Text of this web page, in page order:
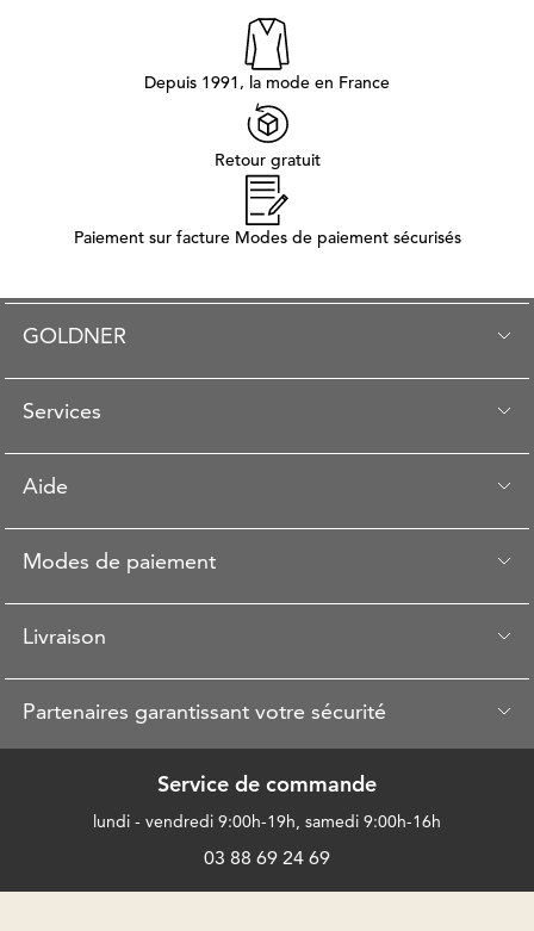
Depuis 1991, la mode en France
Retour gratuit
Paiement sur facture Modes de paiement sécurisés
GOLDNER
Services
Aide
Modes de paiement
Livraison
Partenaires garantissant votre sécurité
Service de commande
lundi - vendredi 9:00h-19h, samedi 9:00h-16h
03 88 69 24 69